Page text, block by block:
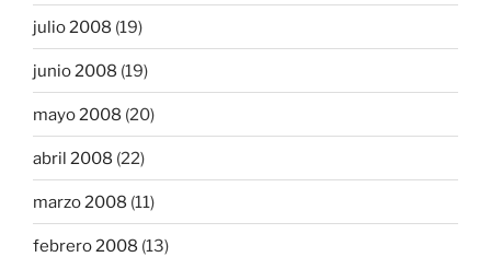
julio 2008 (19)
junio 2008 (19)
mayo 2008 (20)
abril 2008 (22)
marzo 2008 (11)
febrero 2008 (13)